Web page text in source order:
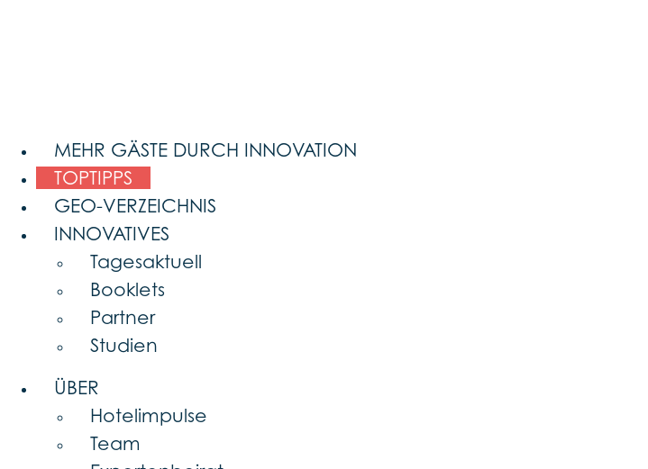
MEHR GÄSTE DURCH INNOVATION
TOPTIPPS
GEO-VERZEICHNIS
INNOVATIVES
Tagesaktuell
Booklets
Partner
Studien
ÜBER
Hotelimpulse
Team